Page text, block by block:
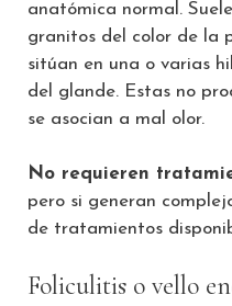
anatómica normal.
granitos del color de la
sitúan en una o varias
del glande. Estas no
se asocian a mal olor.
No requieren
pero si generan
de tratamientos
Foliculitis o vello